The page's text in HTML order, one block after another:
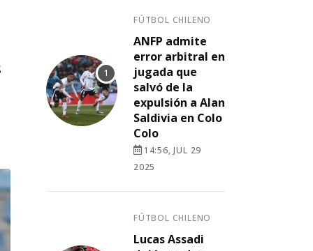
FÚTBOL CHILENO
ANFP admite
error arbitral en
jugada que
salvó de la
expulsión a Alan
Saldivia en Colo
Colo
14:56, JUL 29
2025
FÚTBOL CHILENO
Lucas Assadi